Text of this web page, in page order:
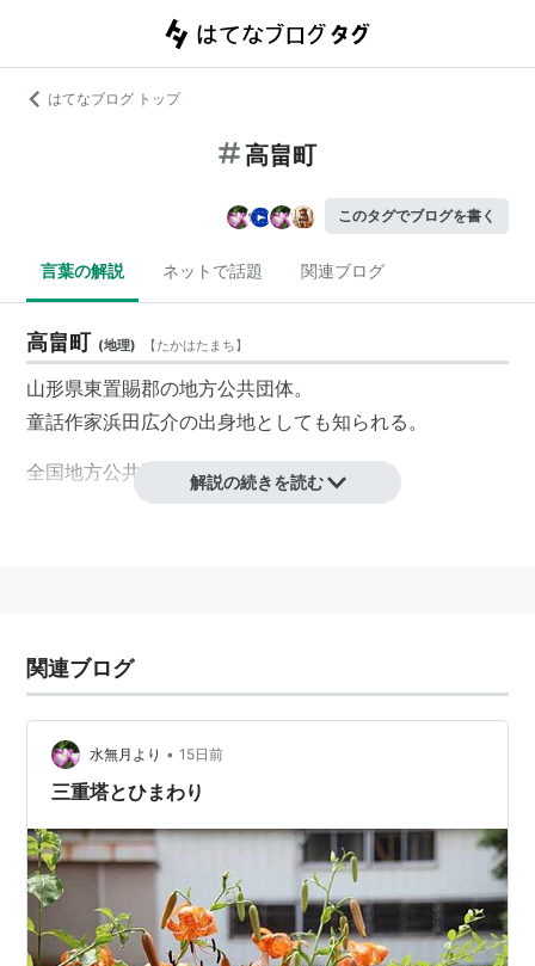
はてなブログ トップ
高畠町
このタグでブログを書く
言葉の解説 ネットで話題 関連ブログ
高畠町 (地理) 【たかはたまち】
山形県東置賜郡の地方公共団体。
童話作家浜田広介の出身地としても知られる。
全国地方公共団体コード（市町村コード
解説の続きを読む
関連ブログ
水無月より • 15日前
三重塔とひまわり